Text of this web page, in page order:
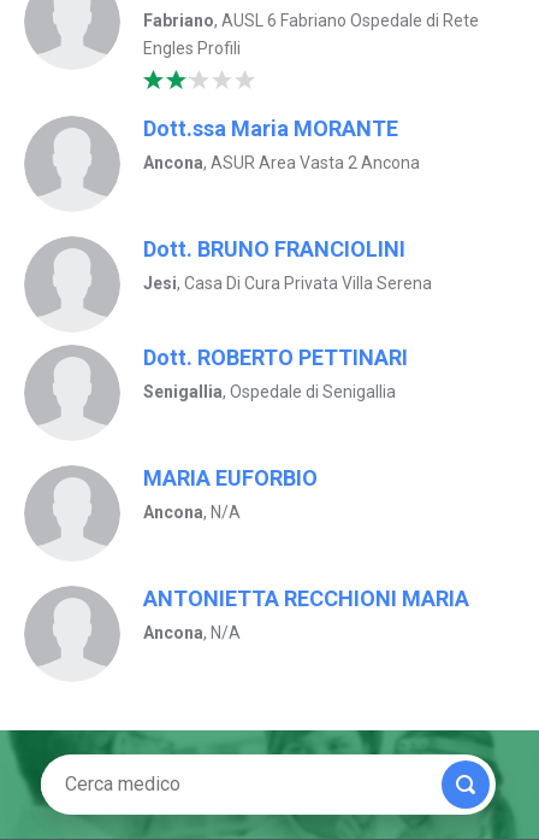
Fabriano, AUSL 6 Fabriano Ospedale di Rete
Engles Profili
Dott.ssa Maria MORANTE
Ancona, ASUR Area Vasta 2 Ancona
Dott. BRUNO FRANCIOLINI
Jesi, Casa Di Cura Privata Villa Serena
Dott. ROBERTO PETTINARI
Senigallia, Ospedale di Senigallia
MARIA EUFORBIO
Ancona, N/A
ANTONIETTA RECCHIONI MARIA
Ancona, N/A